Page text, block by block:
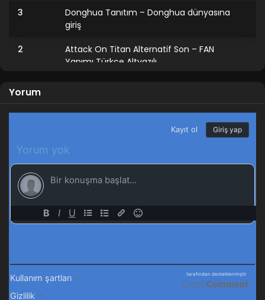
3
Donghua Tanıtım – Donghua dünyasına
giriş
2
Attack On Titan Alternatif Son – FAN
Yapımı Türkçe Altyazılı
Yorum